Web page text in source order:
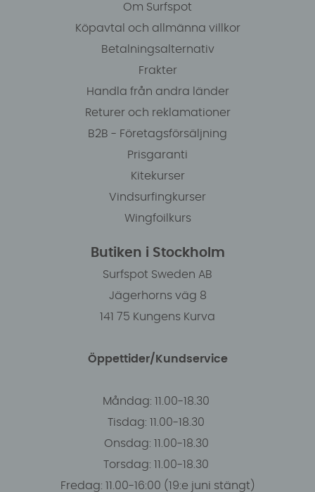
Om Surfspot
Köpavtal och allmänna villkor
Betalningsalternativ
Frakter
Handla från andra länder
Returer och reklamationer
B2B - Företagsförsäljning
Prisgaranti
Kitekurser
Vindsurfingkurser
Wingfoilkurs
Butiken i Stockholm
Surfspot Sweden AB
Jägerhorns väg 8
141 75 Kungens Kurva
Öppettider/Kundservice
Måndag: 11.00-18.30
Tisdag: 11.00-18.30
Onsdag: 11.00-18.30
Torsdag: 11.00-18.30
Fredag: 11.00-16:00 (19:e juni stängt)